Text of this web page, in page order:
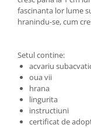
fascinanta lor lume
hranindu-se, cum
Setul contine:
acvariu
oua vii
hrana
lingurita
instructiuni
certificat de